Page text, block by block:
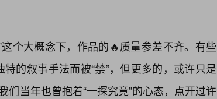
个大概念下，作品的🔥质量参差不齐。有些
的叙事手法而被“禁”，但更多的，或许只是
们当年也曾抱着“一探究竟”的心态，点开过许